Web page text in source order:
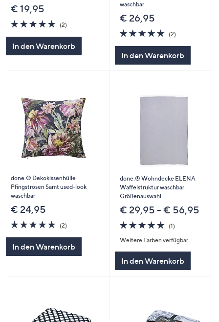
€ 19,95
5.0
von
(2)2
In den Warenkorb
waschbar
€ 26,95
5.0
von
(2)2
In den Warenkorb
done.® Dekokissenhülle
Pfingstrosen Samt used-look
waschbar
€ 24,95
5.0
von
(2)2
In den Warenkorb
done.® Wohndecke ELENA
Waffelstruktur waschbar
Größenauswahl
€ 29,95 - € 56,95
5.0
von
5
(1)1
Weitere Farben verfügbar
In den Warenkorb